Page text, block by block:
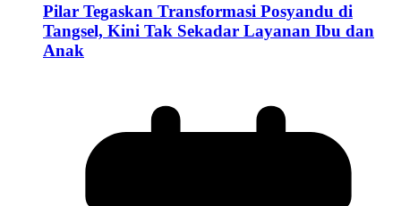
Pilar Tegaskan Transformasi Posyandu di
Tangsel, Kini Tak Sekadar Layanan Ibu dan
Anak